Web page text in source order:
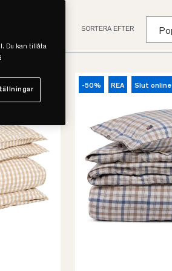
SORTERA EFTER
-50% REA Slut online
Du kan tillåta